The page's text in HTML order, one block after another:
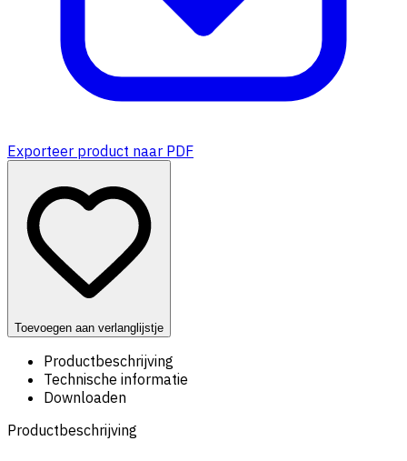
Exporteer product naar PDF
Toevoegen aan verlanglijstje
Productbeschrijving
Technische informatie
Downloaden
Productbeschrijving